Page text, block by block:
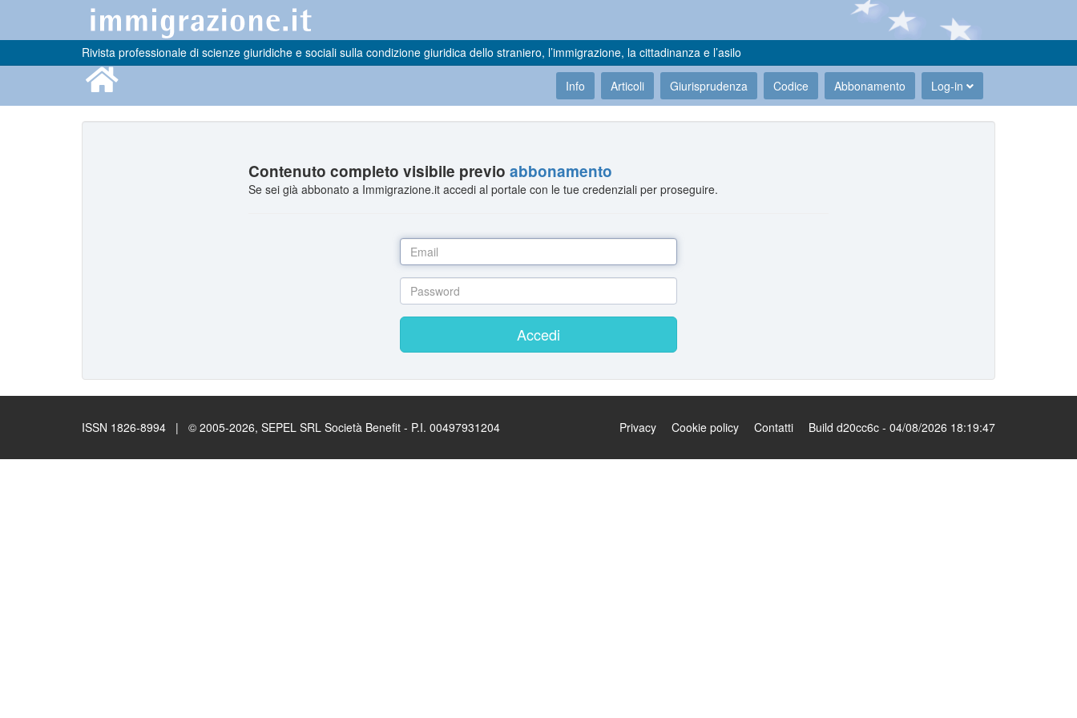
Rivista professionale di scienze giuridiche e sociali sulla condizione giuridica dello straniero, l’immigrazione, la cittadinanza e l’asilo
Info Articoli Giurisprudenza Codice Abbonamento Log-in
Contenuto completo visibile previoabbonamento
Se sei già abbonato a Immigrazione.it accedi al portale con le tue credenziali per proseguire.
Accedi
ISSN 1826-8994 | © 2005-2026, SEPEL SRL Società Benefit - P.I. 00497931204 Privacy Cookie policy Contatti Build d20cc6c - 04/08/2026 18:19:47